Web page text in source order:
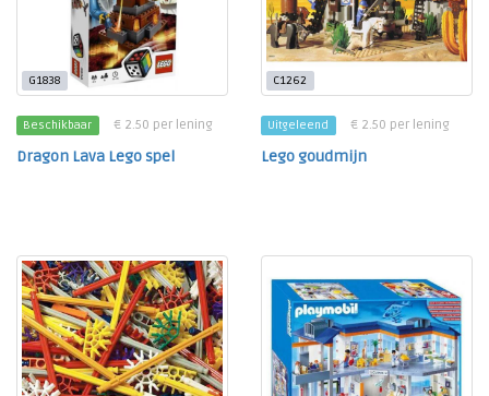
G1838
Beschikbaar € 2.50 per lening
Dragon Lava Lego spel
C1262
Uitgeleend € 2.50 per lening
Lego goudmijn